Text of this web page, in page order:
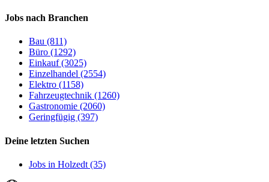
Jobs nach Branchen
Bau (811)
Büro (1292)
Einkauf (3025)
Einzelhandel (2554)
Elektro (1158)
Fahrzeugtechnik (1260)
Gastronomie (2060)
Geringfügig (397)
Deine letzten Suchen
Jobs in Holzedt (35)